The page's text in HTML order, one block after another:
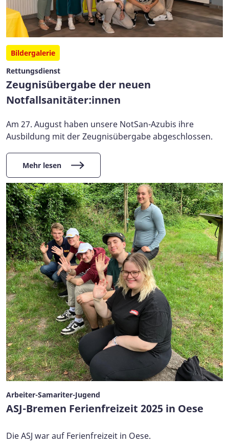
Bildergalerie
Rettungsdienst
Zeugnisübergabe der neuen
Notfallsanitäter:innen
Am 27. August haben unsere NotSan-Azubis ihre
Ausbildung mit der Zeugnisübergabe abgeschlossen.
Mehr lesen
Arbeiter-Samariter-Jugend
ASJ-Bremen Ferienfreizeit 2025 in Oese
Die ASJ war auf Ferienfreizeit in Oese.